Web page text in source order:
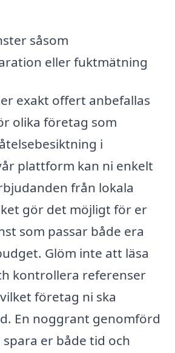
såsom
eller fuktmätning
exakt offert anbefallas
olika företag som
i
plattform kan ni enkelt
från lokala
gör det möjligt för er
som passar både era
Glöm inte att läsa
kontrollera referenser
företag ni ska
En noggrant genomförd
er både tid och